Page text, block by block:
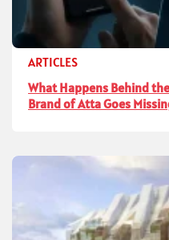
ARTICLES
What Happens Behind
Brand of Atta Goes